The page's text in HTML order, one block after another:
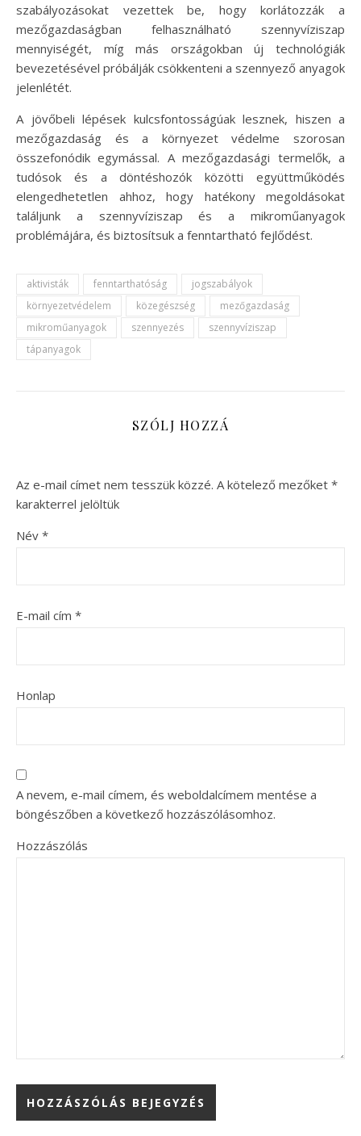
szabályozásokat vezettek be, hogy korlátozzák a
mezőgazdaságban felhasználható szennyvíziszap
mennyiségét, míg más országokban új technológiák
bevezetésével próbálják csökkenteni a szennyező anyagok
jelenlétét.
A jövőbeli lépések kulcsfontosságúak lesznek, hiszen a
mezőgazdaság és a környezet védelme szorosan
összefonódik egymással. A mezőgazdasági termelők, a
tudósok és a döntéshozók közötti együttműködés
elengedhetetlen ahhoz, hogy hatékony megoldásokat
találjunk a szennyvíziszap és a mikroműanyagok
problémájára, és biztosítsuk a fenntartható fejlődést.
aktivisták fenntarthatóság
jogszabályok
környezetvédelem
közegészség
mezőgazdaság
mikroműanyagok
szennyezés
szennyvíziszap
tápanyagok
SZÓLJ HOZZÁ
Az e-mail címet nem tesszük közzé. A kötelező mezőket *
karakterrel jelöltük
Név *
E-mail cím *
Honlap
A nevem, e-mail címem, és weboldalcímem mentése a
böngészőben a következő hozzászólásomhoz.
Hozzászólás